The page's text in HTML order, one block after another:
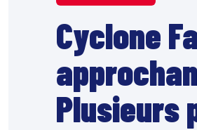
Cyclone
Plusieurs